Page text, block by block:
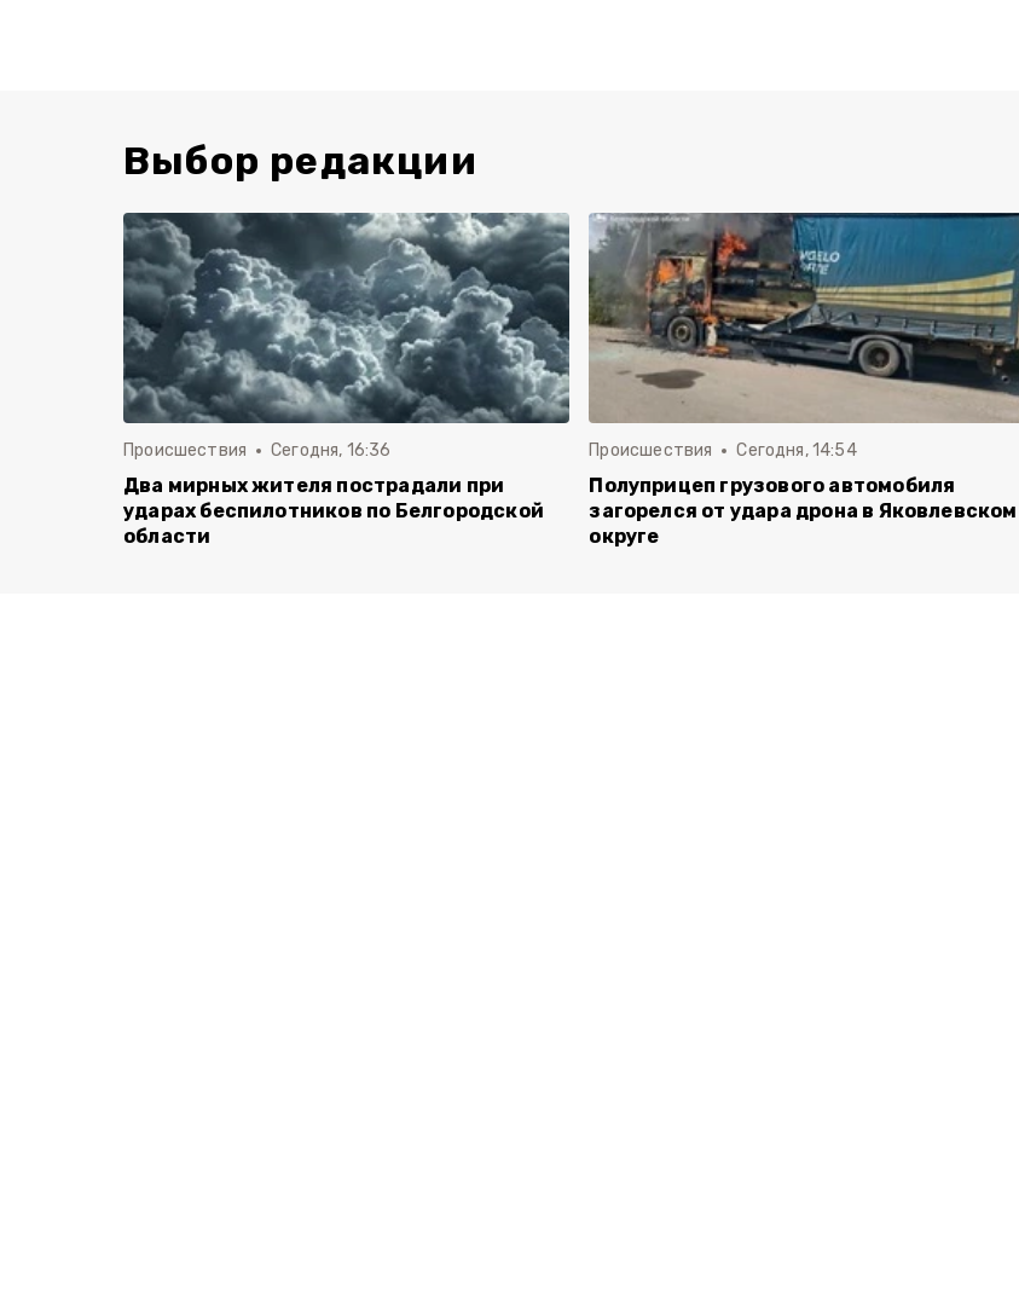
Выбор редакции
Происшествия Сегодня, 16:36
Два мирных жителя пострадали при
ударах беспилотников по Белгородской
области
Происшествия Сегодня, 14:54
Полуприцеп грузового автомобиля
загорелся от удара дрона в Яковлевском
округе